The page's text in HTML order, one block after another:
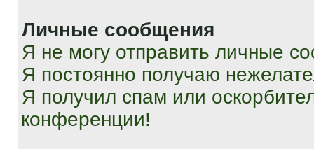
Личные сообщения
Я не могу отправить личные
Я постоянно получаю
Я получил спам или
конференции!